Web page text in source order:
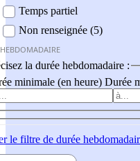
Temps partiel
Non renseignée (5)
la durée hebdomadaire :
minimale (en heure) Durée
le filtre de durée